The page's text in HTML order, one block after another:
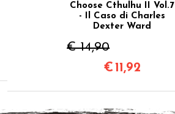
Choose Cthulhu II Vol.7
- Il Caso di Charles
Dexter Ward
€ 14,90
€ 11,92